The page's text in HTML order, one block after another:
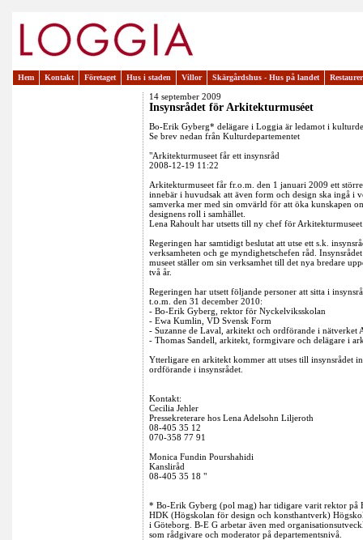
Hem Kontakt Företaget Hus i staden Villor Skärgårdshus - Hus på landet
14 september 2009
Insynsrådet för Arkitekturmuséet
Bo-Erik Gyberg* delägare i Loggia är ledamot i
Se brev nedan från Kulturdepartementet
"Arkitekturmuseet får ett insynsråd
2008-12-19 11:22
Arkitekturmuseet får fr.o.m. den 1 januari 2009 ett
innebär i huvudsak att även form och design ska ingå i
samverka mer med sin omvärld för att öka kunskapen
designens roll i samhället.
Lena Rahoult har utsetts till ny chef för
Regeringen har samtidigt beslutat att utse ett s.k.
verksamheten och ge myndighetschefen råd.
museet ställer om sin verksamhet till det nya bredare
två år.
Regeringen har utsett följande personer att sitta i
t.o.m. den 31 december 2010:
- Bo-Erik Gyberg, rektor för Nyckelviksskolan
- Ewa Kumlin, VD Svensk Form
- Suzanne de Laval, arkitekt och ordförande i nätverket
- Thomas Sandell, arkitekt, formgivare och delägare i
Ytterligare en arkitekt kommer att utses till insynsrådet
ordförande i insynsrådet.
Kontakt:
Cecilia Jehler
Pressekreterare hos Lena Adelsohn Liljeroth
08-405 35 12
070-358 77 91
Monica Fundin Pourshahidi
Kansliråd
08-405 35 18 "
* Bo-Erik Gyberg (pol mag) har tidigare varit rektor på
HDK (Högskolan för design och konsthantverk)
i Göteborg. B-E G arbetar även med
som rådgivare och moderator på departementsnivå.